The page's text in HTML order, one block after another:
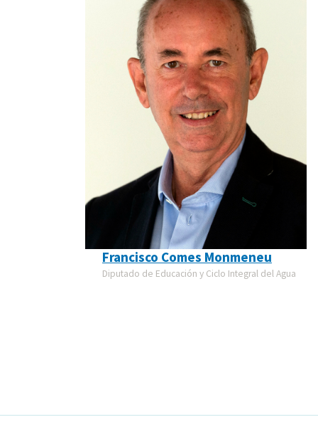
Francisco Comes Monmeneu
Diputado de Educación y Ciclo Integral del Agua